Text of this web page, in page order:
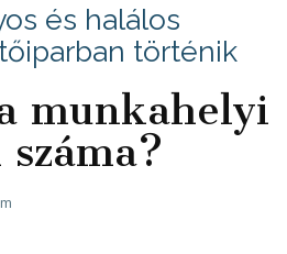
és halálos
történik
munkahelyi